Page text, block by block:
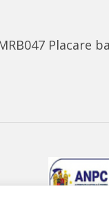
Placare